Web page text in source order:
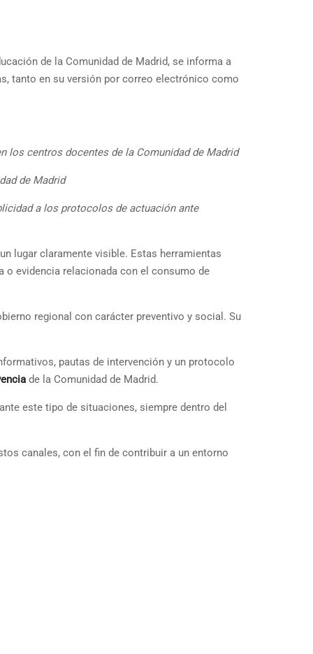
de la Comunidad de Madrid, se informa a
tanto en su versión por correo electrónico como
los centros docentes de la Comunidad de Madrid
de Madrid
a los protocolos de actuación ante
lugar claramente visible. Estas herramientas
evidencia relacionada con el consumo de
regional con carácter preventivo y social. Su
pautas de intervención y un protocolo
de la Comunidad de Madrid.
este tipo de situaciones, siempre dentro del
canales, con el fin de contribuir a un entorno